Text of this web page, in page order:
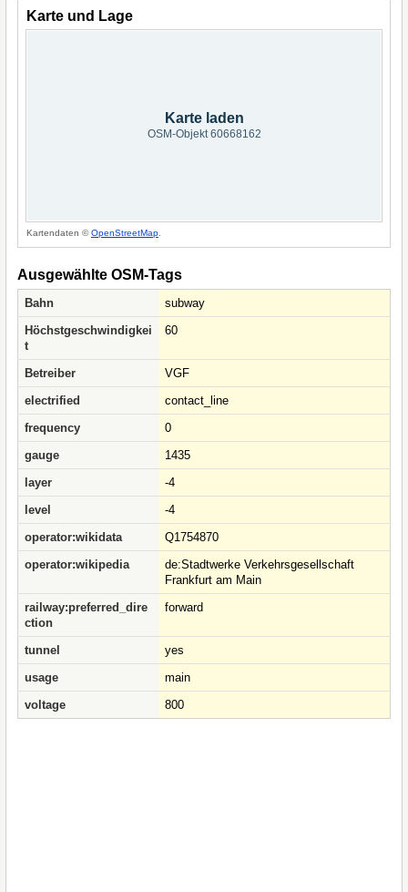
Karte und Lage
Karte laden
OSM-Objekt 60668162
Kartendaten ©OpenStreetMap
Ausgewählte OSM-Tags
Bahn
subway
Höchstgeschwindigkei
t
60
Betreiber
VGF
electrified
contact_line
frequency
0
gauge
1435
layer
-4
level
-4
operator:wikidata
Q1754870
operator:wikipedia
de:Stadtwerke Verkehrsgesellschaft
Frankfurt am Main
railway:preferred_dire
ction
forward
tunnel
yes
usage
main
voltage
800